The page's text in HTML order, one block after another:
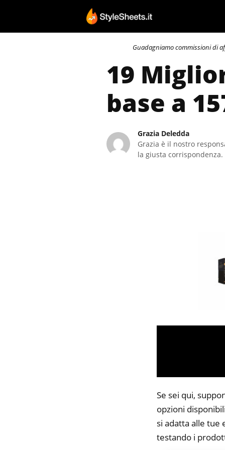
contenuto
Guadagniamo commissioni di
19
base a
Grazia Deledda
Grazia è il nostro
la giusta
Se sei qui,
opzioni
si adatta alle tue
testando i